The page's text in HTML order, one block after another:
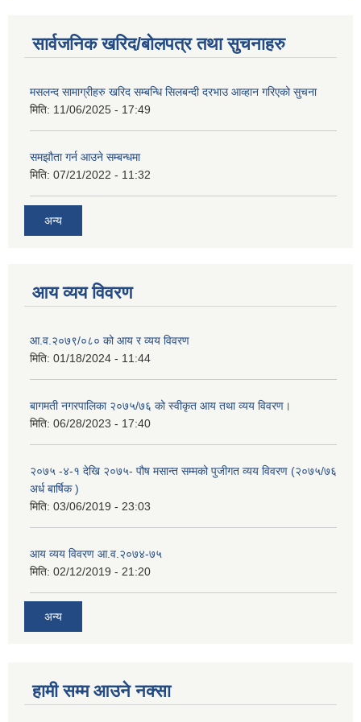
सार्वजनिक खरिद/बोलपत्र तथा सुचनाहरु
मसलन्द सामाग्रीहरु खरिद सम्बन्धि सिलबन्दी दरभाउ आव्हान गरिएको सुचना
मिति: 11/06/2025 - 17:49
समझौता गर्न आउने सम्बन्धमा
मिति: 07/21/2022 - 11:32
अन्य
आय व्यय विवरण
आ.व.२०७९/०८० को आय र व्यय विवरण
मिति: 01/18/2024 - 11:44
बागमती नगरपालिका २०७५/७६ को स्वीकृत आय तथा व्यय विवरण।
मिति: 06/28/2023 - 17:40
२०७५ -४-१ देखि २०७५- पौष मसान्त सम्मको पुजीगत व्यय विवरण (२०७५/७६
अर्ध बार्षिक )
मिति: 03/06/2019 - 23:03
आय व्यय विवरण आ.व.२०७४-७५
मिति: 02/12/2019 - 21:20
अन्य
हामी सम्म आउने नक्सा